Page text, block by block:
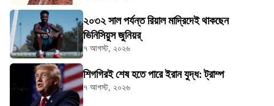
২০৩২ সাল পর্যন্ত রিয়াল মাদ্রিদেই থাকছেন
ভিনিসিয়ুস জুনিয়র্
৭ আগস্ট, ২০২৬
শিগগিরই শেষ হতে পারে ইরান যুদ্ধ: ট্রাম্প
৭ আগস্ট, ২০২৬